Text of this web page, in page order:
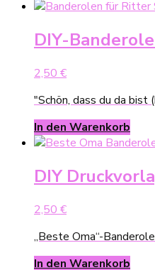
DIY-
2,50 €
"Schön, dass du da
In den Warenkorb
DIY
2,50 €
„Beste Oma“-
In den Warenkorb